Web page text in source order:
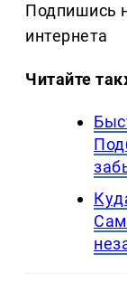
Подпишись
интернета
Читайте